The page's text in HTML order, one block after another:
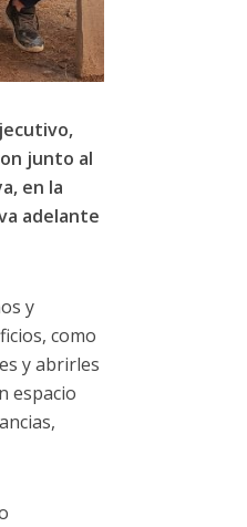
junto al
en la
adelante
y
como
y abrirles
espacio